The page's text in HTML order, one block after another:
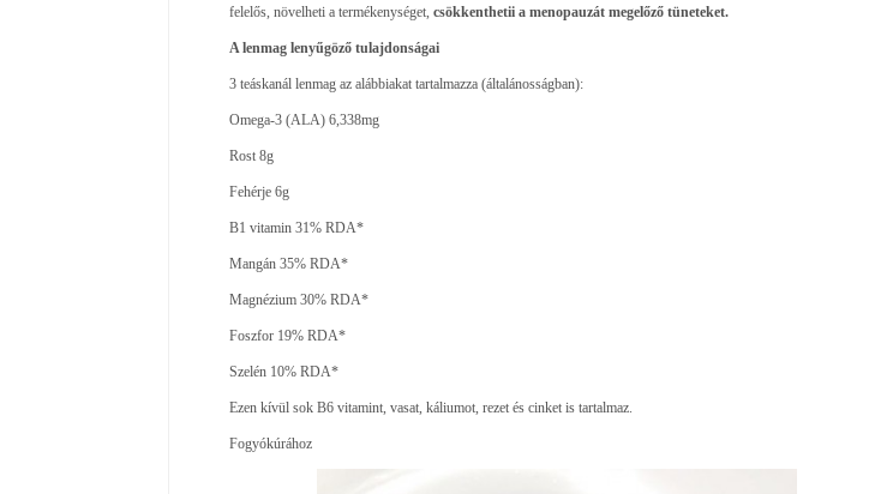
felelős, növelheti a termékenységet, csökkenthetii a menopauzát megelőző tüneteket.
A lenmag lenyűgöző tulajdonságai
3 teáskanál lenmag az alábbiakat tartalmazza (általánosságban):
Omega-3 (ALA) 6,338mg
Rost 8g
Fehérje 6g
B1 vitamin 31% RDA*
Mangán 35% RDA*
Magnézium 30% RDA*
Foszfor 19% RDA*
Szelén 10% RDA*
Ezen kívül sok B6 vitamint, vasat, káliumot, rezet és cinket is tartalmaz.
Fogyókúrához